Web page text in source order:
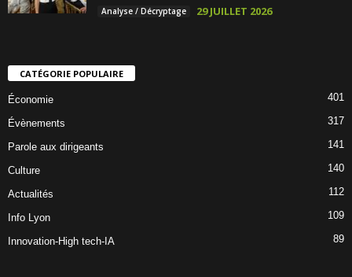
Analyse / Décryptage 29 JUILLET 2026
CATÉGORIE POPULAIRE
Économie 401
Évènements 317
Parole aux dirigeants 141
Culture 140
Actualités 112
Info Lyon 109
Innovation-High tech-IA 89